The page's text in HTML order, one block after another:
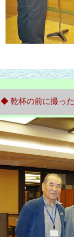
◆ 乾杯の前に撮っ